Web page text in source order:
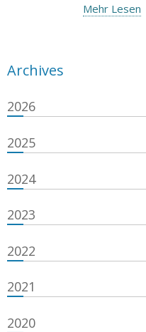
Mehr Lesen
Archives
2026
2025
2024
2023
2022
2021
2020